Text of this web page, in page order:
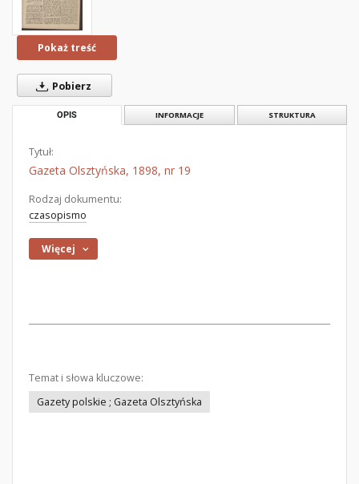
Pokaż treść
Pobierz
OPIS INFORMACJE STRUKTURA
Tytuł:
Gazeta Olsztyńska, 1898, nr 19
Rodzaj dokumentu:
czasopismo
Więcej
Temat i słowa kluczowe:
Gazety polskie ; Gazeta Olsztyńska